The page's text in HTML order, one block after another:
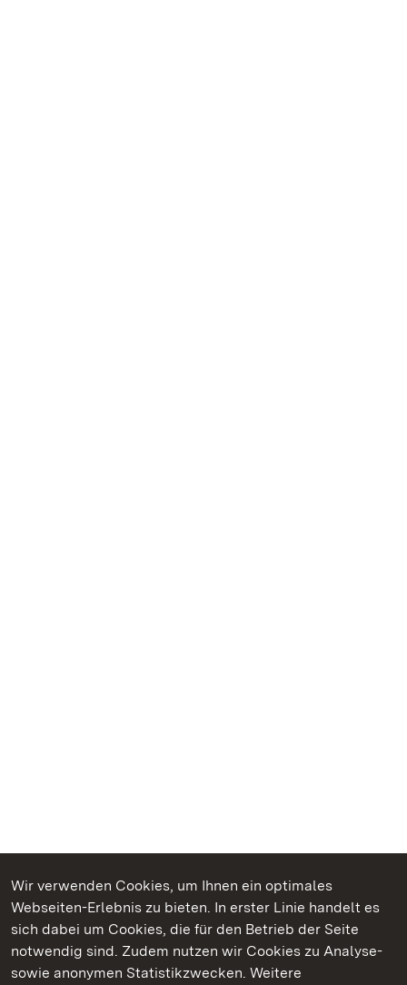
Wir verwenden Cookies, um Ihnen ein optimales
Webseiten-Erlebnis zu bieten. In erster Linie handelt es
sich dabei um Cookies, die für den Betrieb der Seite
notwendig sind. Zudem nutzen wir Cookies zu Analyse-
sowie anonymen Statistikzwecken. Weitere
Kommen. Staunen. Genießen.